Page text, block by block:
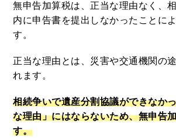
無申告加算税は、正当な理由なく、
内に申告書を提出しなかったことに
す。
正当な理由とは、災害や交通機関の
れます。
相続争いで遺産分割協議ができなか
な理由」にはならないため、無申告
す。